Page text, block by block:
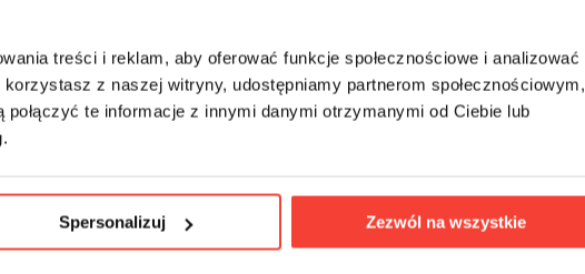
treści i reklam, aby oferować funkcje społecznościowe i analizować
z naszej witryny, udostępniamy partnerom społecznościowym,
te informacje z innymi danymi otrzymanymi od Ciebie lub
Spersonalizuj Zezwól na wszystkie